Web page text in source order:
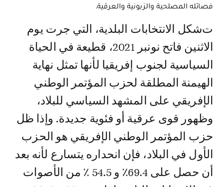
فصائله المصلحية والزبونية والعرقية.
تشكل الانتخابات البلدية، التي جرت يوم
الاثنين فاتح نونبر 2021، قطيعة في الحياة
السياسية لجنوب إفريقيا لأنها تمثل نهاية
الهيمنة المطلقة لحزب المؤتمر الوطني
الإفريقي على المشهد السياسي للبلاد،
وظهور قوى عرقية أو فئوية جديدة. وإذا ظل
حزب المؤتمر الوطني الإفريقي هو الحزب
الأول في البلاد، فإن انحداره يتسارع لأنه بعد
أن حصل على 69.4٪ و 54.5 ٪ من الأصوات